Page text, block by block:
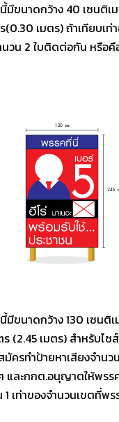
มีขนาดกว้าง 40 เซนติเ
(0.30 เมตร) ถ้าเทียบเท่
วน 2 ใบติดต่อกัน หรือคื
มีขนาดกว้าง 130 เซนติ
(2.45 เมตร) สำหรับไซ
รทำป้ายหาเสียงจำนว
และกกต.อนุญาตให้พรร
1 เท่าของจำนวนเขตที่พ